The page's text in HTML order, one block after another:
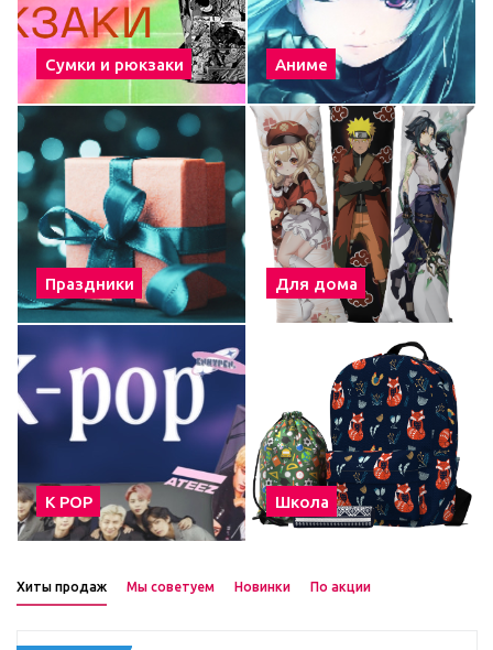
Сумки и рюкзаки Аниме
Праздники Для дома
К POP Школа
Хиты продаж Мы советуем Новинки По акции